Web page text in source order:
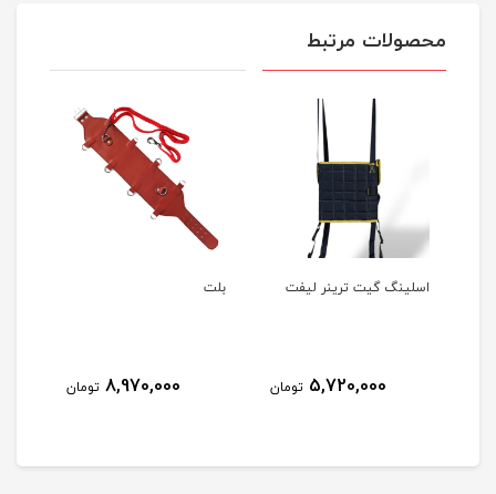
محصولات مرتبط
اسلینگ گیت ترینر لیفت
5,720,000 تومان
بلت
8,970,000 تومان